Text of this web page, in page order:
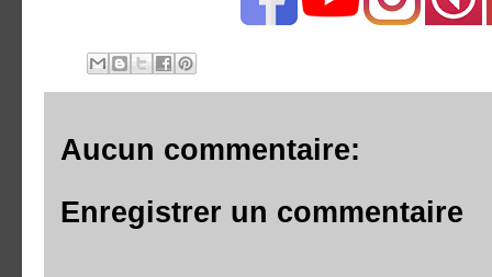
Aucun commentaire:
Enregistrer un commentaire